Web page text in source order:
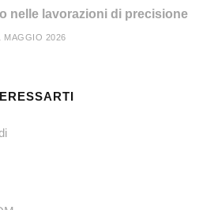
nelle lavorazioni di precisione
MAGGIO 2026